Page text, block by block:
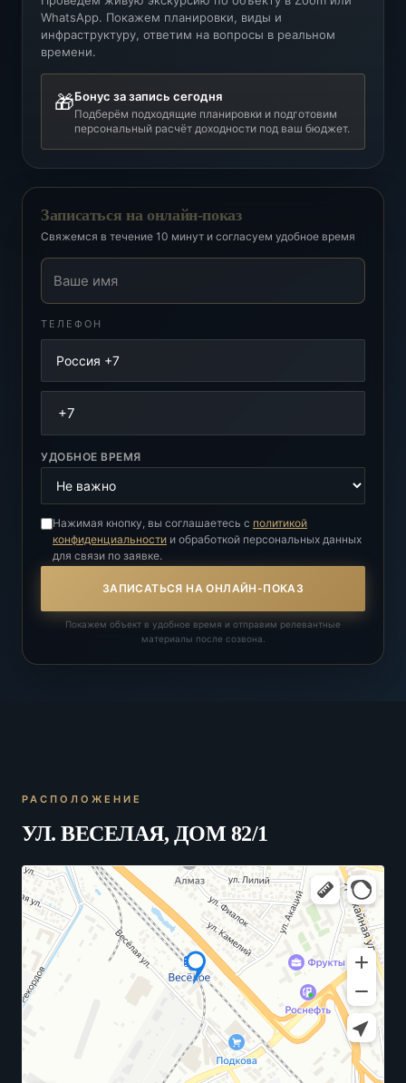
WhatsApp. Покажем планировки, виды и
инфраструктуру, ответим на вопросы в реальном
времени.
🎁Бонус за запись сегодня
Подберём подходящие планировки и подготовим
персональный расчёт доходности под ваш бюджет.
Записаться на онлайн-показ
Свяжемся в течение 10 минут и согласуем удобное время
Ваше имя
ТЕЛЕФОН
УДОБНОЕ ВРЕМЯ
Нажимая кнопку, вы соглашаетесь с политикой
конфиденциальности и обработкой персональных данных
для связи по заявке.
ЗАПИСАТЬСЯ НА ОНЛАЙН-ПОКАЗ
Покажем объект в удобное время и отправим релевантные
материалы после созвона.
РАСПОЛОЖЕНИЕ
УЛ. ВЕСЕЛАЯ, ДОМ 82/1